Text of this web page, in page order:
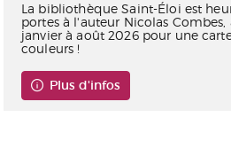
La bibliothèque Saint-Éloi est
portes à l'auteur Nicolas Combes,
janvier à août 2026 pour une
couleurs !
Plus d'infos